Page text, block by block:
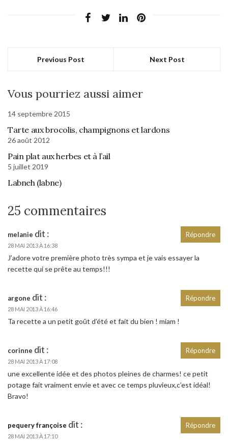
Previous Post Next Post
Vous pourriez aussi aimer
14 septembre 2015
Tarte aux brocolis, champignons et lardons
26 août 2012
Pain plat aux herbes et à l’ail
5 juillet 2019
Labneh (labne)
25 commentaires
melanie dit :
28 MAI 2013 À 16:38
J’adore votre première photo très sympa et je vais essayer la
recette qui se prête au temps!!!
Répondre
argone dit :
28 MAI 2013 À 16:46
Ta recette a un petit goût d’été et fait du bien ! miam !
Répondre
corinne dit :
28 MAI 2013 À 17:08
une excellente idée et des photos pleines de charmes! ce petit
potage fait vraiment envie et avec ce temps pluvieux,c’est idéal!
Bravo!
Répondre
pequery françoise dit :
28 MAI 2013 À 17:10
Répondre